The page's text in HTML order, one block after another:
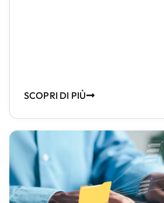
SCOPRI DI PIÙ